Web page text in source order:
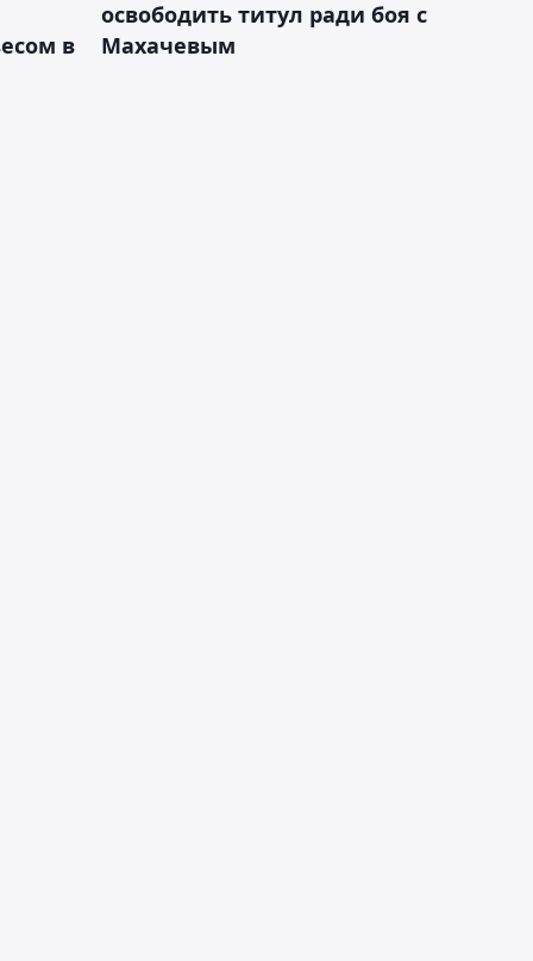
в
освободить титул ради боя с
Махачевым